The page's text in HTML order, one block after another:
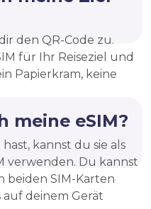
den QR-Code zu.
für Ihr Reiseziel und
Papierkram, keine
meine eSIM?
kannst du sie als
verwenden. Du kannst
beiden SIM-Karten
deinem Gerät